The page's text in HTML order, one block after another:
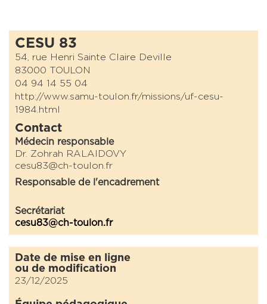
CESU 83
54, rue Henri Sainte Claire Deville
83000 TOULON
04 94 14 55 04
http://www.samu-toulon.fr/missions/uf-cesu-
1984.html
Contact
Médecin responsable
Dr. Zohrah RALAIDOVY
cesu83@ch-toulon.fr
Responsable de l'encadrement
Secrétariat
cesu83@ch-toulon.fr
Date de mise en ligne
ou de modification
23/12/2025